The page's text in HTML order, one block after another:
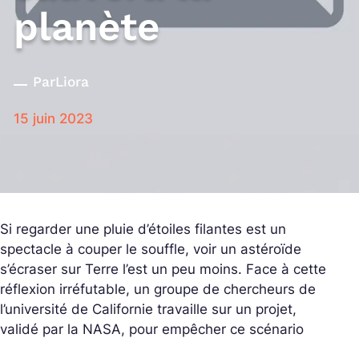
planète
ParLiora
15 juin 2023
Si regarder une pluie d’étoiles filantes est un
spectacle à couper le souffle, voir un astéroïde
s’écraser sur Terre l’est un peu moins. Face à cette
réflexion irréfutable, un groupe de chercheurs de
l’université de Californie travaille sur un projet,
validé par la NASA, pour empêcher ce scénario